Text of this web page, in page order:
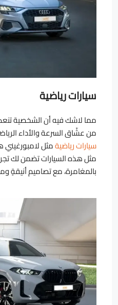
سيارات رياضية
مما لاشك فيه أن الشخصية
من عشّاق السرعة والأداء
سيارات رياضيةمثل
مثل هذه السيارات تضمن لك
بالمغامرة، مع تصاميم أنيقةٍ